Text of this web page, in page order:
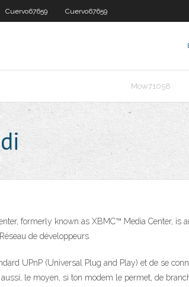
Cuervo67659 Cuervo67659
Mow71058
formerly known as XBMC™ Media Center,
de développeurs
UPnP (Universal Plug and Play) et de se
le moyen, si ton modem le permet, de